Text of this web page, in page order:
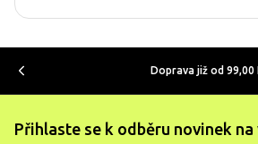
Doprava již od 99,00
Přihlaste se k odběru novinek na